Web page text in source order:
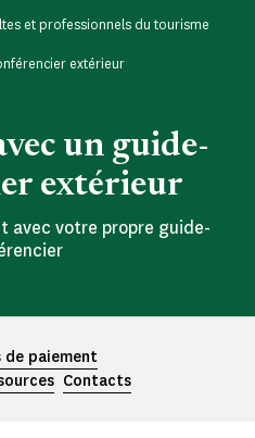
et professionnels du tourisme
extérieur
un guide-
extérieur
avec votre propre guide-
de paiement
Contacts